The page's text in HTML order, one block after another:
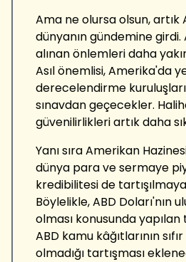
Ama ne olursa olsun,
dünyanın gündemine girdi.
alınan önlemleri daha
Asıl önemlisi, Amerika'da
derecelendirme
sınavdan geçecekler.
güvenilirlikleri artık daha
Yanı sıra Amerikan
dünya para ve sermaye
kredibilitesi de
Böylelikle, ABD Doları'nın
olması konusunda
ABD kamu kâğıtlarının
olmadığı tartışması